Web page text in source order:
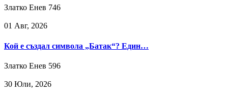
Златко Енев 746
01 Авг, 2026
Кой е създал символа „Батак“? Един…
Златко Енев 596
30 Юли, 2026